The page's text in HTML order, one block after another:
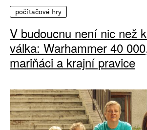
počítačové hry
V budoucnu není nic než
válka: Warhammer 40
mariňáci a krajní pravice